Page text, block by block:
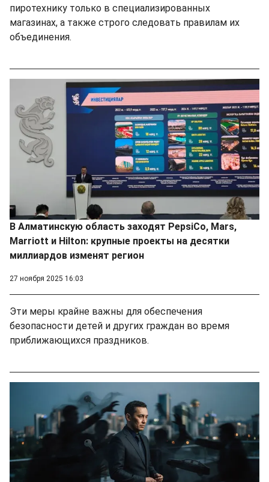
пиротехнику только в специализированных
магазинах, а также строго следовать правилам их
объединения.
В Алматинскую область заходят PepsiCo, Mars,
Marriott и Hilton: крупные проекты на десятки
миллиардов изменят регион
27 ноября 2025 16:03
Эти меры крайне важны для обеспечения
безопасности детей и других граждан во время
приближающихся праздников.